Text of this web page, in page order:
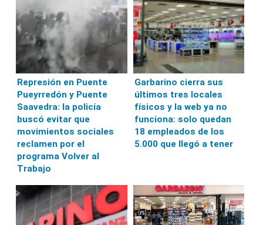
Represión en Puente
Pueyrredón y Puente
Saavedra: la policía
buscó evitar que
movimientos sociales
reclamen por el
programa Volver al
Trabajo
Garbarino cierra sus
últimos tres locales
físicos y la web ya no
funciona: solo quedan
18 empleados de los
5.000 que llegó a tener